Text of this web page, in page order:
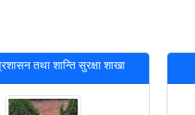
तथा शान्ति सुरक्षा शाखा